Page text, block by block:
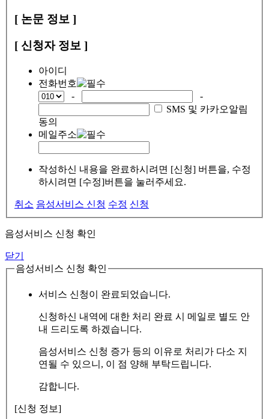
[ 논문 정보 ]
[ 신청자 정보 ]
아이디
전화번호
-
-
SMS 및 카카오알림
동의
메일주소
작성하신 내용을 완료하시려면 [신청] 버튼을, 수정
하시려면 [수정]버튼을 눌러주세요.
취소 음성서비스 신청 수정 신청
음성서비스 신청 확인
닫기
음성서비스 신청 확인
서비스 신청이 완료되었습니다.
신청하신 내역에 대한 처리 완료 시 메일로 별도 안
내 드리도록 하겠습니다.
음성서비스 신청 증가 등의 이유로 처리가 다소 지
연될 수 있으니, 이 점 양해 부탁드립니다.
감합니다.
[신청 정보]